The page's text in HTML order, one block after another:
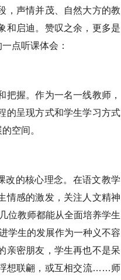
，声情并茂、自然大方的教
和启迪。赞叹之余，更多是
点听课体会：
握。作为一名一线教师，
的呈现方式和学生学习方式
空间。
改的核心理念。在语文教学
情感的激发，关注人文精神
位教师都能从全面培养学生
学生的发展作为一种义不容
亲密朋友，学生再也不是呆
想联翩，或互相交流……师